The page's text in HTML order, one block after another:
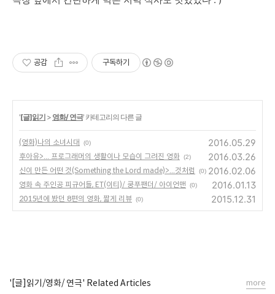
공감 구독하기
'[글]읽기 > 영화/ 연극' 카테고리의 다른 글
(영화)나의 소녀시대 (0) 2016.05.29
후아유>... 프로그래머의 생활이나 모습이 그려진 영화 (2) 2016.03.26
신이 만든 어떤 것(Something the Lord made)>...것처럼 (0) 2016.02.06
영화 속 주인공 피규어들, ET(이티)/ 쿵푸팬더/ 아이언맨 (0) 2016.01.13
2015년에 봤던 8편의 영화, 짧게 리뷰 (0) 2015.12.31
'[글]읽기/영화/ 연극' Related Articles more